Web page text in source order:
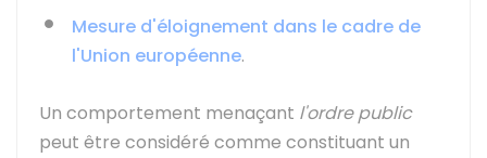
Mesure d'éloignement dans le cadre de
l'Union européenne.
Un comportement menaçant l'ordre public
peut être considéré comme constituant un